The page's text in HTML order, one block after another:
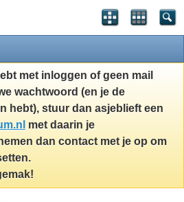
met inloggen of geen mail
wachtwoord (en je de
hebt), stuur dan asjeblieft een
met daarin je
dan contact met je op om